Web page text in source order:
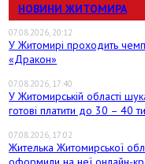
НОВИНИ ЖИТОМИРА
07.08.2026, 20:12
У Житомирі проходить
«Дракон»
07.08.2026, 17:40
У Житомирській області
готові платити до 30 – 40
07.08.2026, 17:02
Жителька Житомирської